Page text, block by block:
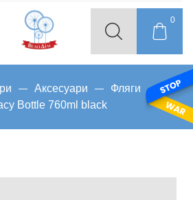
0
Аксесуари
Фляги
Bottle 760ml black